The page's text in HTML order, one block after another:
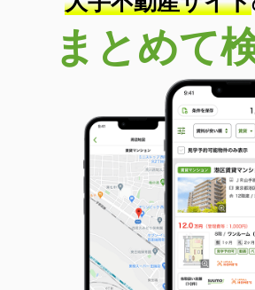
千葉県印西市西の原３丁目
価 格
13.30万円
千葉県印西市西
75.21m²
間取り
3LDK
千葉県松戸市新松戸東
価 格
12万円
住 所
千葉県松戸市新松
専有面積 66.7m²
間取り
3LDK
まとめて